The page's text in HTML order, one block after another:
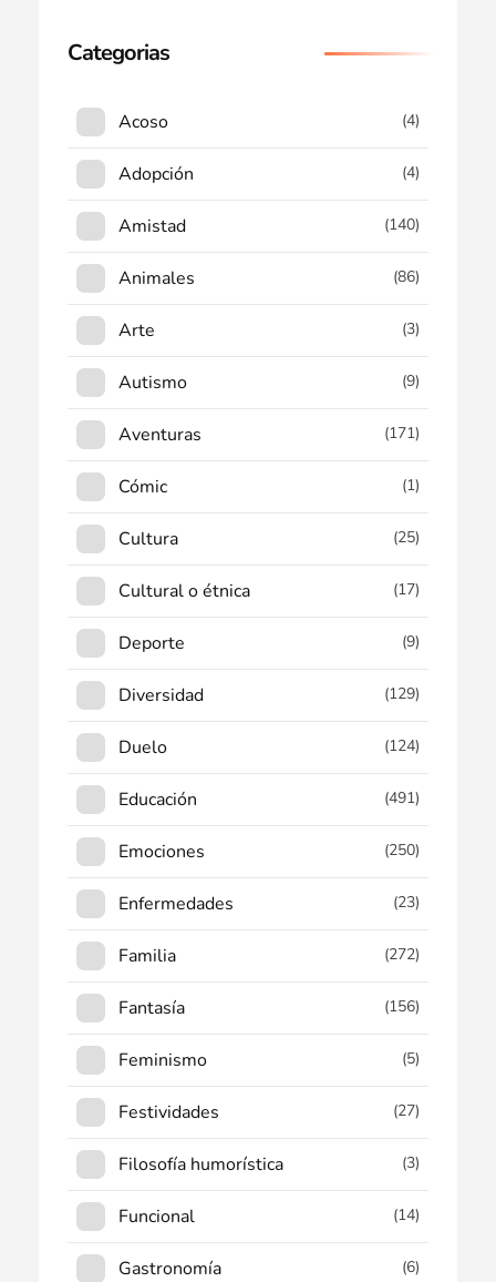
Categorias
Acoso (4)
Adopción (4)
Amistad (140)
Animales (86)
Arte (3)
Autismo (9)
Aventuras (171)
Cómic (1)
Cultura (25)
Cultural o étnica (17)
Deporte (9)
Diversidad (129)
Duelo (124)
Educación (491)
Emociones (250)
Enfermedades (23)
Familia (272)
Fantasía (156)
Feminismo (5)
Festividades (27)
Filosofía humorística (3)
Funcional (14)
Gastronomía (6)